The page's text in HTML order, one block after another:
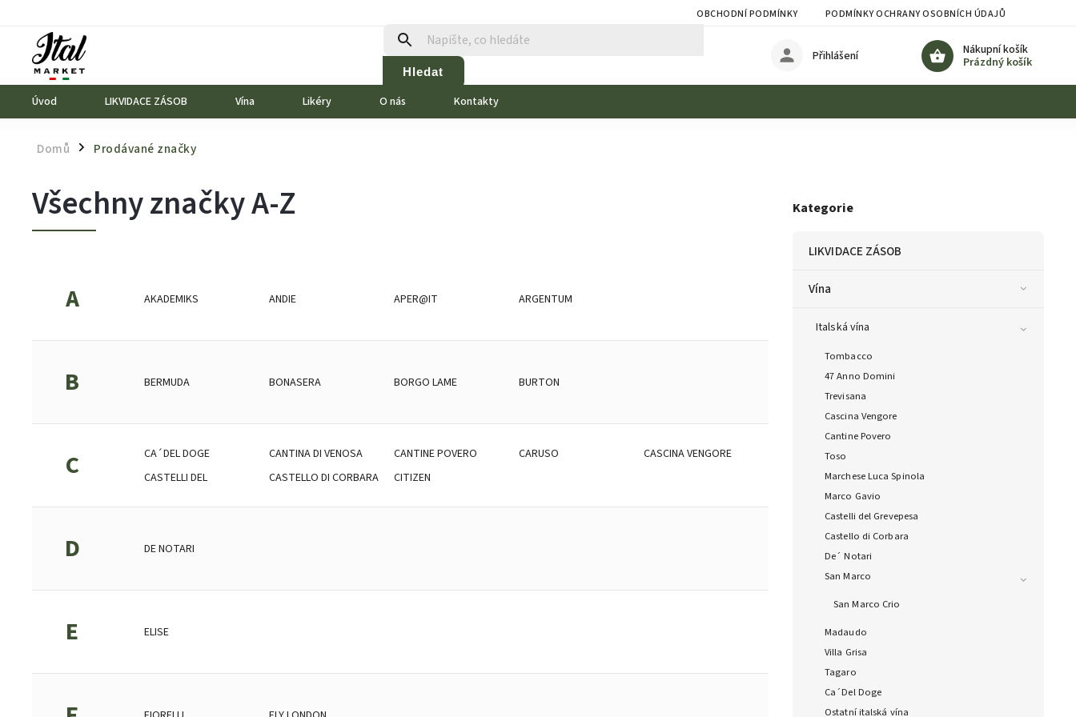
OBCHODNÍ PODMÍNKY PODMÍNKY OCHRANY OSOBNÍCH ÚDAJŮ
Hledat
Nákupní košík
Prázdný košík
Přihlášení
Úvod LIKVIDACE ZÁSOB Vína Likéry O nás Kontakty
Domů / Prodávané značky
Kategorie
LIKVIDACE ZÁSOB
Vína
Italská vína
Tombacco
47 Anno Domini
Trevisana
Cascina Vengore
Cantine Povero
Toso
Marchese Luca Spinola
Marco Gavio
Castelli del Grevepesa
Castello di Corbara
De´ Notari
San Marco
San Marco Crio
Madaudo
Villa Grisa
Tagaro
Ca´Del Doge
Ostatní italská vína
Všechny značky A-Z
A AKADEMIKS ANDIE APER@IT ARGENTUM
B BERMUDA BONASERA BORGO LAME BURTON
C CA´DEL DOGE CANTINA DI VENOSA CANTINE POVERO CARUSO
CASCINA VENGORE
CASTELLI DEL
CASTELLO DI CORBARA CITIZEN
D DE NOTARI
E ELISE